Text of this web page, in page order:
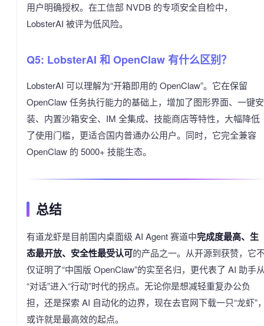
用户明确授权。在工信部 NVDB 的专项安全自检中，
LobsterAI 被评为低风险。
Q5: LobsterAI 和 OpenClaw 有什么区别？
LobsterAI 可以理解为“开箱即用的 OpenClaw”。它在保留
OpenClaw 任务执行能力的基础上，增加了图形界面、一键安
装、内置沙箱安全、IM 全集成、技能商店等特性，大幅降低
了使用门槛，更适合国内普通办公用户。同时，它完全兼容
OpenClaw 的 5000+ 技能生态。
总结
有道龙虾是目前国内桌面级 AI Agent 赛道中完成度最高、生
态最开放、安全性最受认可的产品之一。从开源到获赞，它
仅证明了“中国版 OpenClaw”的实至名归，更代表了 AI 助手
“对话”进入“行动”时代的拐点。无论你是想减轻重复办公负
担，还是探索 AI 自动化的边界，现在去官网下载一只“龙虾”
或许就是最高效的起点。